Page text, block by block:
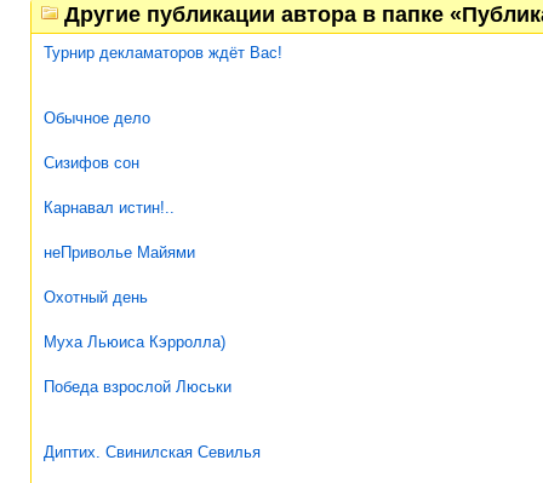
Другие публикации автора в папке
Турнир декламаторов ждёт Вас!
Обычное дело
Сизифов сон
Карнавал истин!..
неПриволье Майями
Охотный день
Муха Льюиса Кэрролла)
Победа взрослой Люськи
Диптих. Свинилская Севилья